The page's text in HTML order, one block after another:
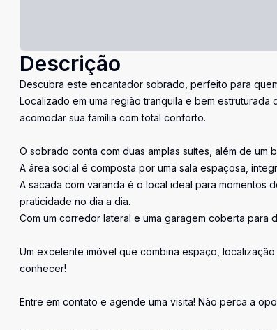
Descrição
Descubra este encantador sobrado, perfeito para
Localizado em uma região tranquila e bem
acomodar sua família com total conforto.
O sobrado conta com duas amplas suítes, além de um
A área social é composta por uma sala espaçosa,
A sacada com varanda é o local ideal para momentos
praticidade no dia a dia.
Com um corredor lateral e uma garagem coberta para
Um excelente imóvel que combina espaço,
conhecer!
Entre em contato e agende uma visita! Não perca a